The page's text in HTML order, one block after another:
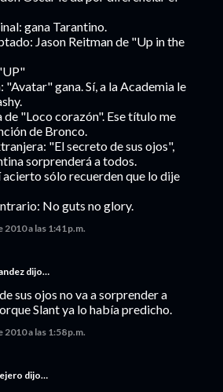
gana Tarantino.
Jason Reitman de "Up in the
"Avatar" gana. Sí, a la Academia le
de "Loco corazón". Ese título me
de Bronco.
"El secreto de sus ojos",
sorprenderá a todos.
acierto sólo recuerden que lo dije
No guts no glory.
2010 a las 1:41 p.m.
dijo…
sus ojos no va a sorprender a
Slant ya lo había predicho.
2010 a las 1:58 p.m.
dijo…